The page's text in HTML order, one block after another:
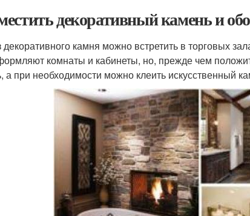
декоративный камень и
декоративного камня можно встретить в торговых
комнаты и кабинеты, но, прежде чем
а при необходимости можно клеить искусственный